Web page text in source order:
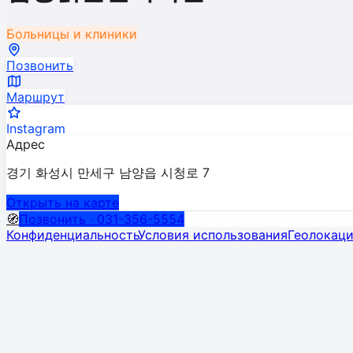
Больницы и клиники
Позвонить
Маршрут
Instagram
Адрес
경기 화성시 만세구 남양읍 시청로 7
Открыть на карте
🧭Позвонить · 031-356-5554
КонфиденциальностьУсловия использования